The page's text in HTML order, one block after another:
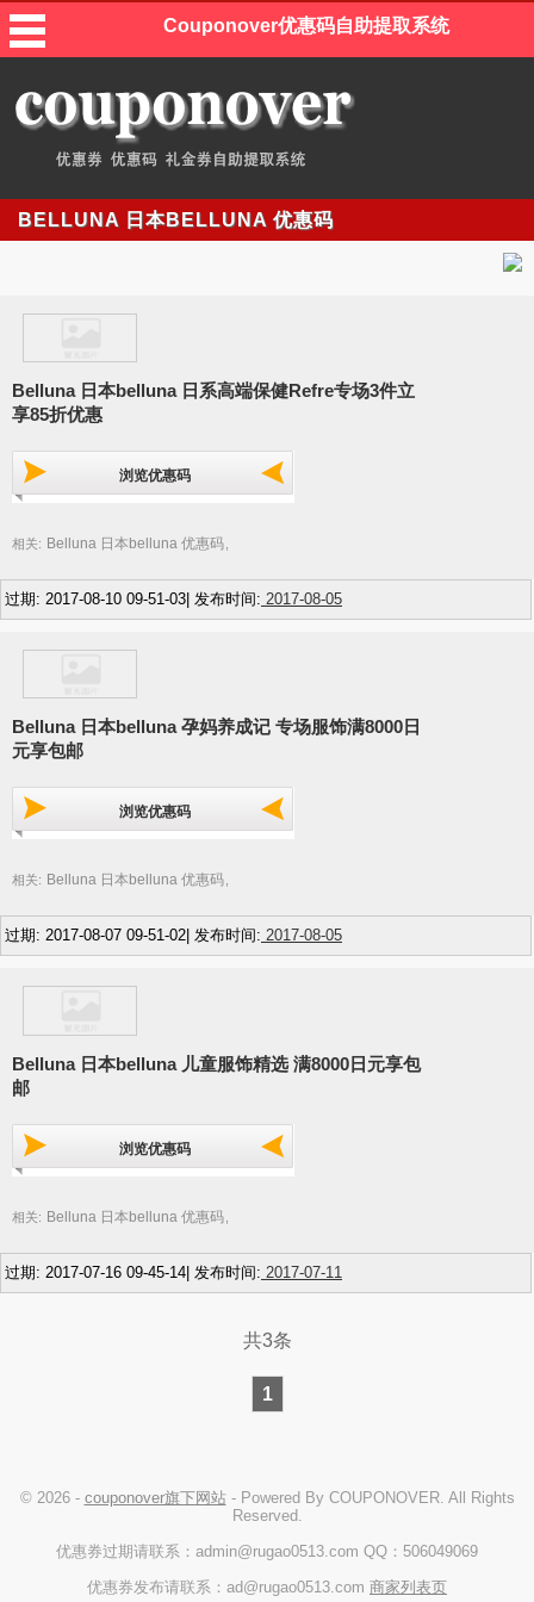
Couponover优惠码自助提取系统
BELLUNA 日本BELLUNA 优惠码
Belluna 日本belluna 日系高端保健Refre专场3件立
享85折优惠
浏览优惠码
相关: Belluna 日本belluna 优惠码
过期: 2017-08-10 09-51-03| 发布时间: 2017-08-05
Belluna 日本belluna 孕妈养成记 专场服饰满8000日
元享包邮
浏览优惠码
相关: Belluna 日本belluna 优惠码,
过期: 2017-08-07 09-51-02| 发布时间: 2017-08-05
Belluna 日本belluna 儿童服饰精选 满8000日元享包
邮
浏览优惠码
相关: Belluna 日本belluna 优惠码
过期: 2017-07-16 09-45-14| 发布时间: 2017-07-11
共3条
1
© 2026 - couponover旗下网站- Powered By COUPONOVER. All Rights
Reserved.
优惠券过期请联系：admin@rugao0513.com QQ：506049069
优惠券发布请联系：ad@rugao0513.com 商家列表页